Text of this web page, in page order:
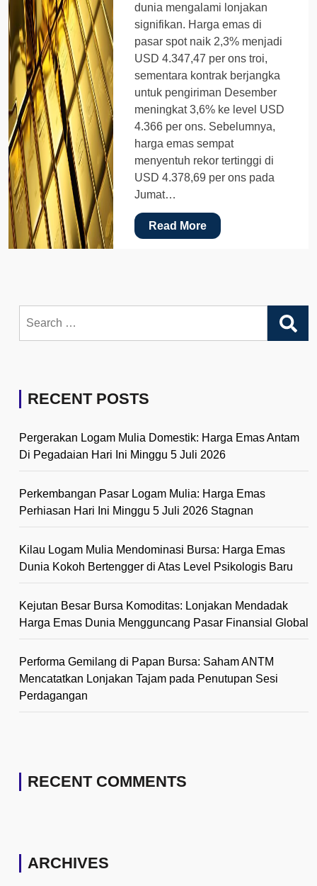
dunia mengalami lonjakan
signifikan. Harga emas di
pasar spot naik 2,3% menjadi
USD 4.347,47 per ons troi,
sementara kontrak berjangka
untuk pengiriman Desember
meningkat 3,6% ke level USD
4.366 per ons. Sebelumnya,
harga emas sempat
menyentuh rekor tertinggi di
USD 4.378,69 per ons pada
Jumat…
Read More
for:
RECENT POSTS
Pergerakan Logam Mulia Domestik: Harga Emas Antam
Di Pegadaian Hari Ini Minggu 5 Juli 2026
Perkembangan Pasar Logam Mulia: Harga Emas
Perhiasan Hari Ini Minggu 5 Juli 2026 Stagnan
Kilau Logam Mulia Mendominasi Bursa: Harga Emas
Dunia Kokoh Bertengger di Atas Level Psikologis Baru
Kejutan Besar Bursa Komoditas: Lonjakan Mendadak
Harga Emas Dunia Mengguncang Pasar Finansial Global
Performa Gemilang di Papan Bursa: Saham ANTM
Mencatatkan Lonjakan Tajam pada Penutupan Sesi
Perdagangan
RECENT COMMENTS
ARCHIVES